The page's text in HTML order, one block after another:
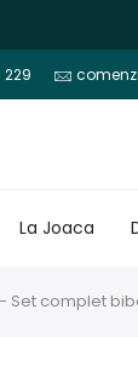
229
La Joaca
- Set complet